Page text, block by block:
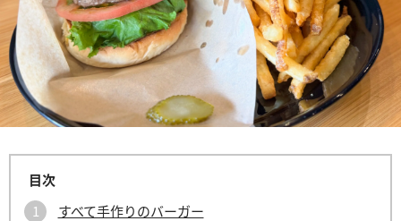
すべて手作りのバーガー